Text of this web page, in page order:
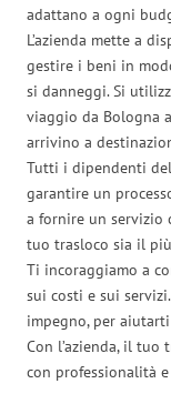
adattano a ogni
L’azienda mette a
gestire i beni in
si danneggi. Si
viaggio da Bologna
arrivino a
Tutti i dipendenti
garantire un
a fornire un servizio
tuo trasloco sia il
Ti incoraggiamo a
sui costi e sui
impegno, per
Con l’azienda, il tuo
con professionalità e